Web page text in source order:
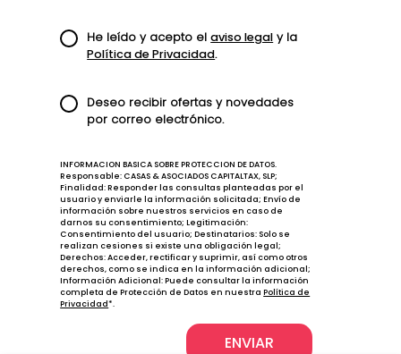
He leído y acepto elaviso legal y la
Política de Privacidad.
Deseo recibir ofertas y novedades
por correo electrónico.
INFORMACION BASICA SOBRE PROTECCION DE DATOS.
Responsable: CASAS & ASOCIADOS CAPITALTAX, SLP;
Finalidad: Responder las consultas planteadas por el
usuario y enviarle la información solicitada; Envío de
información sobre nuestros servicios en caso de
darnos su consentimiento; Legitimación:
Consentimiento del usuario; Destinatarios: Solo se
realizan cesiones si existe una obligación legal;
Derechos: Acceder, rectificar y suprimir, así como otros
derechos, como se indica en la información adicional;
Información Adicional: Puede consultar la información
completa de Protección de Datos en nuestraPolítica de
Privacidad*.
ENVIAR